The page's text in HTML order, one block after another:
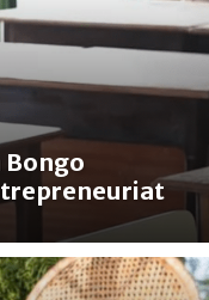
Bongo